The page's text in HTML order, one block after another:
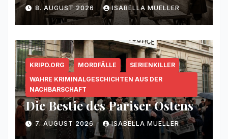
8. AUGUST 2026 ISABELLA MUELLER
KRIPO.ORG MORDFÄLLE
SERIENKILLER
WAHRE KRIMINALGESCHICHTEN AUS DER
NACHBARSCHAFT
Die Bestie des Pariser Ostens
7. AUGUST 2026 ISABELLA MUELLER